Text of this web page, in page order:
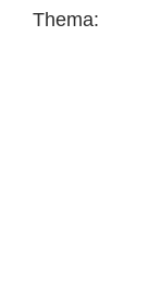
Thema: